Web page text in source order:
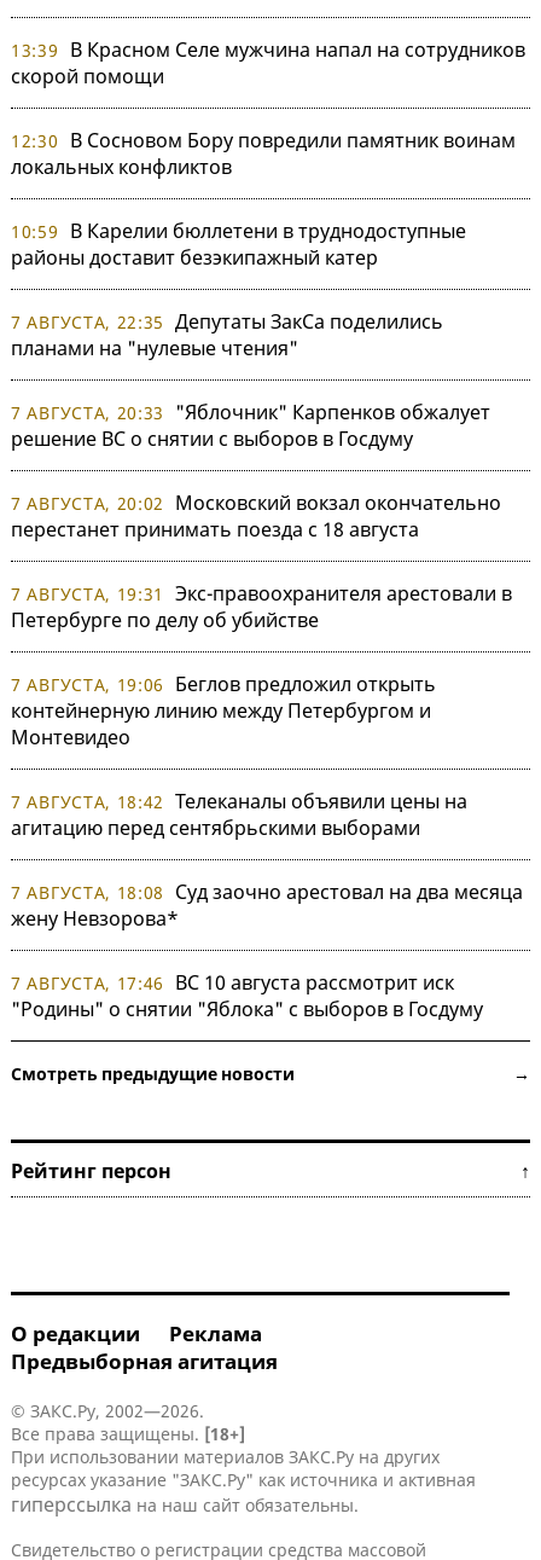
13:39
В Красном Селе мужчина напал на сотрудников
скорой помощи
12:30
В Сосновом Бору повредили памятник воинам
локальных конфликтов
10:59
В Карелии бюллетени в труднодоступные
районы доставит безэкипажный катер
7 АВГУСТА, 22:35 Депутаты ЗакСа поделились
планами на "нулевые чтения"
7 АВГУСТА, 20:33
"Яблочник" Карпенков обжалует
решение ВС о снятии с выборов в Госдуму
7 АВГУСТА, 20:02
Московский вокзал окончательно
перестанет принимать поезда с 18 августа
7 АВГУСТА, 19:31
Экс-правоохранителя арестовали в
Петербурге по делу об убийстве
7 АВГУСТА, 19:06
Беглов предложил открыть
контейнерную линию между Петербургом и
Монтевидео
7 АВГУСТА, 18:42 Телеканалы объявили цены на
агитацию перед сентябрьскими выборами
7 АВГУСТА, 18:08
Суд заочно арестовал на два месяца
жену Невзорова*
7 АВГУСТА, 17:46
ВС 10 августа рассмотрит иск
"Родины" о снятии "Яблока" с выборов в Госдуму
Смотреть предыдущие новости →
Рейтинг персон ↑
О редакции
Реклама
Предвыборная агитация
© ЗАКС.Ру, 2002—2026.
Все права защищены. [18+]
При использовании материалов ЗАКС.Ру на других
ресурсах указание "ЗАКС.Ру" как источника и активная
гиперссылка на наш сайт обязательны.
Свидетельство о регистрации средства массовой